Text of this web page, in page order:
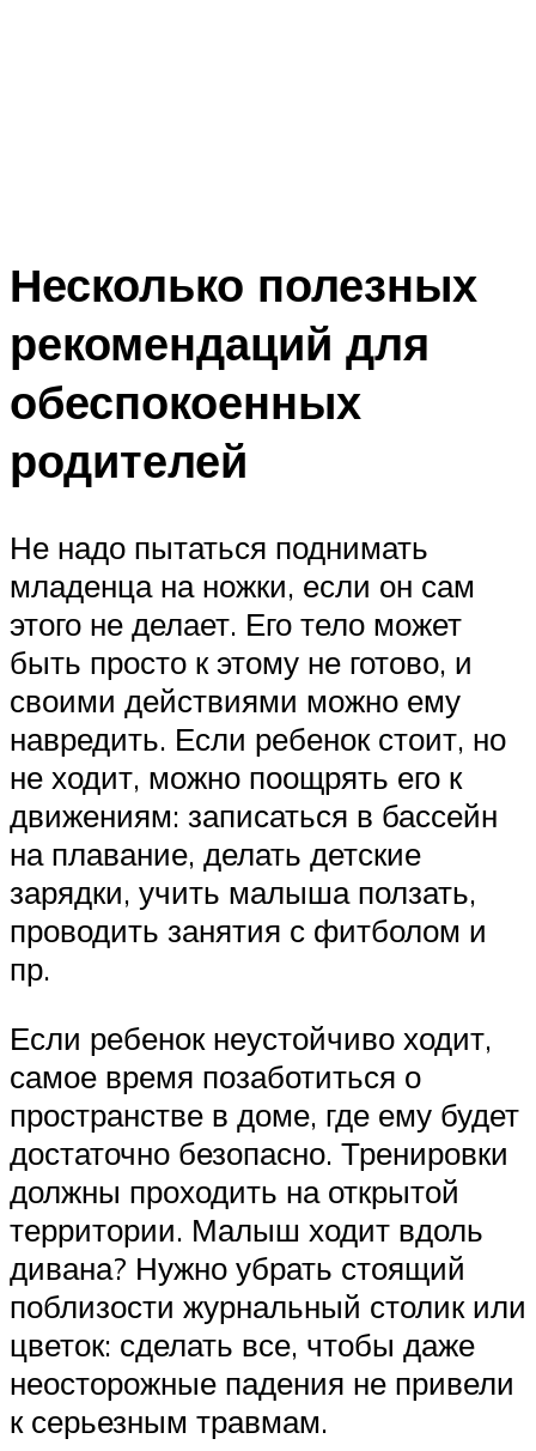
Несколько полезных
рекомендаций для
обеспокоенных
родителей
Не надо пытаться поднимать
младенца на ножки, если он сам
этого не делает. Его тело может
быть просто к этому не готово, и
своими действиями можно ему
навредить. Если ребенок стоит, но
не ходит, можно поощрять его к
движениям: записаться в бассейн
на плавание, делать детские
зарядки, учить малыша ползать,
проводить занятия с фитболом и
пр.
Если ребенок неустойчиво ходит,
самое время позаботиться о
пространстве в доме, где ему будет
достаточно безопасно. Тренировки
должны проходить на открытой
территории. Малыш ходит вдоль
дивана? Нужно убрать стоящий
поблизости журнальный столик или
цветок: сделать все, чтобы даже
неосторожные падения не привели
к серьезным травмам.